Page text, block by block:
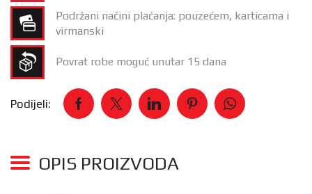
Podržani načini plaćanja: pouzećem, karticama i
virmanski
Povrat robe moguć unutar 15 dana
Podijeli:
OPIS PROIZVODA